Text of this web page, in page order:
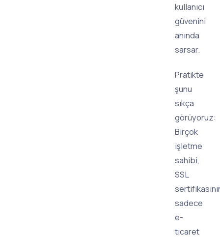
kullanıcı
güvenini
anında
sarsar.
Pratikte
şunu
sıkça
görüyoruz:
Birçok
işletme
sahibi,
SSL
sadece
e-
ticaret